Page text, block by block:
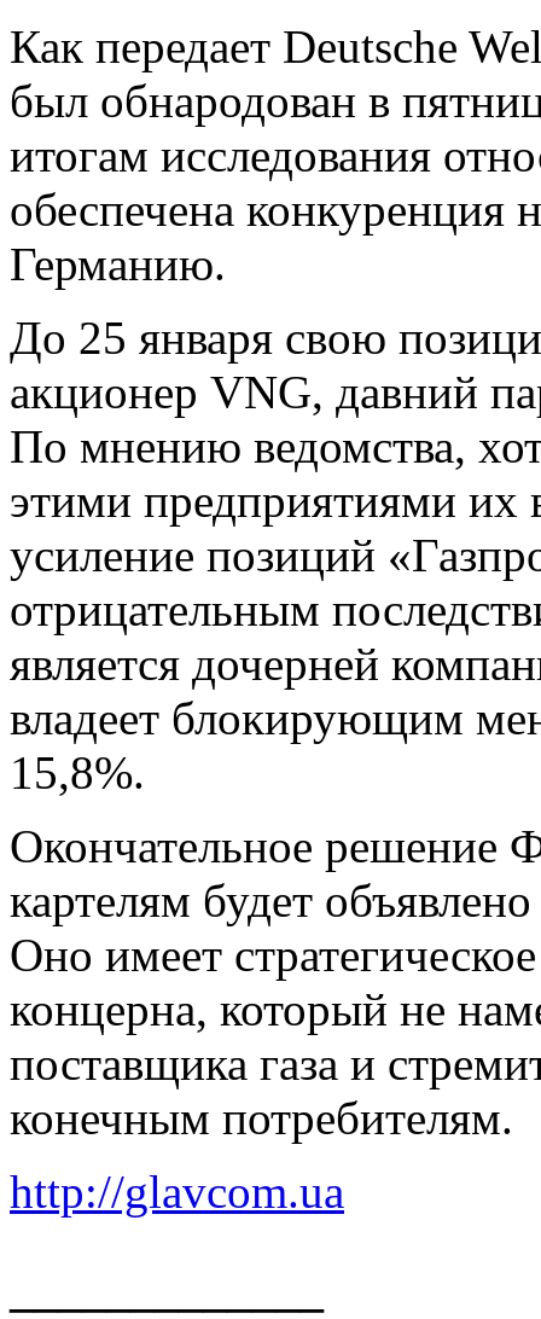
Как передает Deutsche
был обнародован в
итогам исследования
обеспечена конкуренция
Германию.
До 25 января свою
акционер VNG, давний
По мнению ведомства,
этими предприятиями их
усиление позиций
отрицательным
является дочерней
владеет блокирующим
15,8%.
Окончательное решение
картелям будет
Оно имеет
концерна, который не
поставщика газа и
конечным потребителям.
http://glavcom.ua